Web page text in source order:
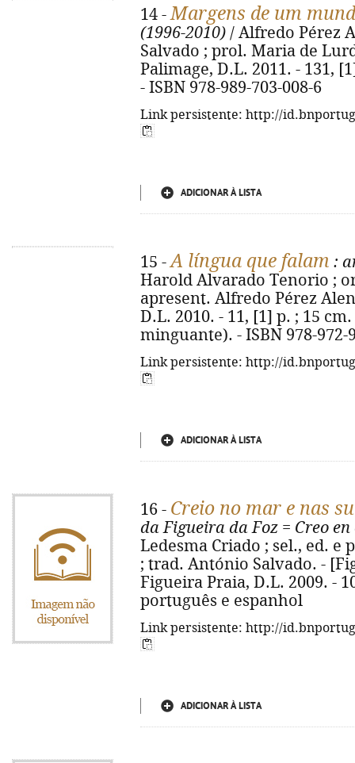
14 -Margens de um
(1996-2010) / Alfredo Pérez
Salvado ; prol. Maria de
Palimage, D.L. 2011. - 131,
- ISBN 978-989-703-008-6
Link persistente: http://
ADICIONAR À LISTA
15 -A língua que falam :
Harold Alvarado Tenorio ;
apresent. Alfredo Pérez
D.L. 2010. - 11, [1] p. ; 15
minguante). - ISBN 978-972-
Link persistente: http://
ADICIONAR À LISTA
16 - Creio no mar e nas
da Figueira da Foz = Creo
Ledesma Criado ; sel., ed.
; trad. António Salvado. -
Figueira Praia, D.L. 2009. -
português e espanhol
Link persistente: http://
ADICIONAR À LISTA